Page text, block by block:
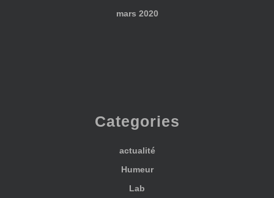
mars 2020
Categories
actualité
Humeur
Lab